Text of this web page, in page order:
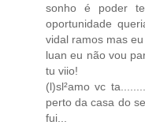
sonho é poder
oportunidade
vidal ramos mas eu
luan eu não vou
tu viio!
(l)sl²amo vc
perto da casa do
fui...